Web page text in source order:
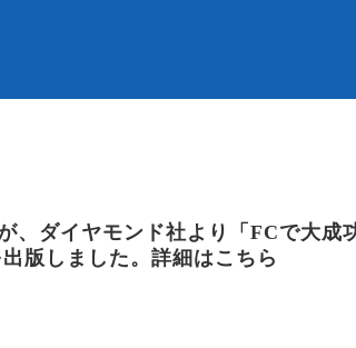
、ダイヤモンド社より「FCで大成
版しました。詳細はこちら